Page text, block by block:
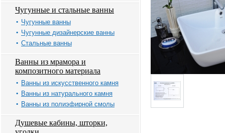
Чугунные и стальные ванны
Чугунные ванны
Чугунные дизайнерские ванны
Стальные ванны
Ванны из мрамора и
композитного материала
Ванны из искусственного камня
Ванны из натурального камня
Ванны из полиэфирной смолы
Душевые кабины, шторки,